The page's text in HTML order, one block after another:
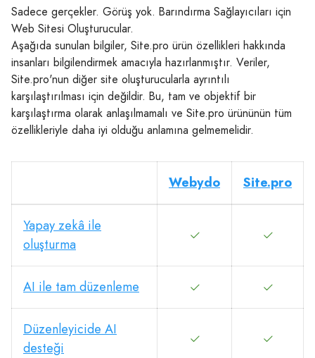
Sadece gerçekler. Görüş yok. Barındırma Sağlayıcıları için
Web Sitesi Oluşturucular.
Aşağıda sunulan bilgiler, Site.pro ürün özellikleri hakkında
insanları bilgilendirmek amacıyla hazırlanmıştır. Veriler,
Site.pro'nun diğer site oluşturucularla ayrıntılı
karşılaştırılması için değildir. Bu, tam ve objektif bir
karşılaştırma olarak anlaşılmamalı ve Site.pro ürününün tüm
özellikleriyle daha iyi olduğu anlamına gelmemelidir.
Webydo Site.pro
Yapay zekâ ile
oluşturma
AI ile tam düzenleme
Düzenleyicide AI
desteği